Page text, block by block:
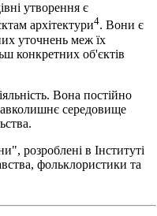
утворення є
архітектури4. Вони є
уточнень меж їх
конкретних об'єктів
Вона постійно
середовище
розроблені в Інституті
фольклористики та